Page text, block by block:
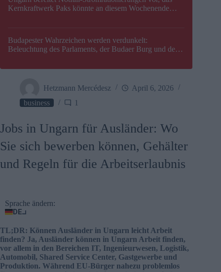
Kernkraftwerk Paks könnte an diesem Wochenende
Budapester Wahrzeichen werden verdunkelt:
Beleuchtung des Parlaments, der Budaer Burg und der
Hetzmann Mercédesz
April 6, 2026
business
1
Jobs in Ungarn für Ausländer: Wo
Sie sich bewerben können, Gehälter
und Regeln für die Arbeitserlaubnis
Sprache ändern:
DE
TL;DR: Können Ausländer in Ungarn leicht Arbeit
finden? Ja, Ausländer können in Ungarn Arbeit finden,
vor allem in den Bereichen IT, Ingenieurwesen, Logistik,
Automobil, Shared Service Center, Gastgewerbe und
Produktion. Während EU‑Bürger nahezu problemlos